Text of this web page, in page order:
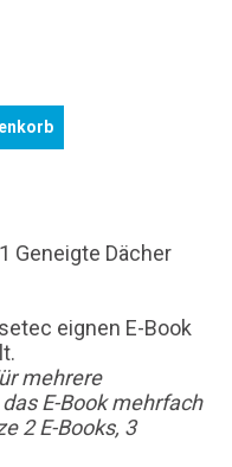
Geneigte Dächer
eignen E-Book
mehrere
E-Book mehrfach
2 E-Books, 3